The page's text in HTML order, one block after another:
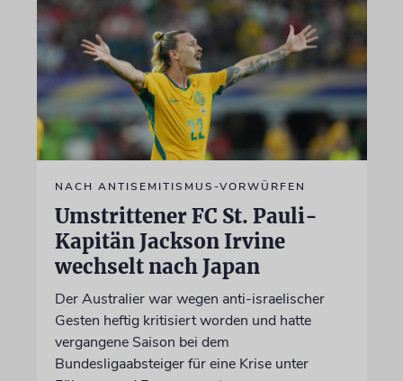
NACH ANTISEMITISMUS-VORWÜRFEN
Umstrittener FC St. Pauli-
Kapitän Jackson Irvine
wechselt nach Japan
Der Australier war wegen anti-israelischer
Gesten heftig kritisiert worden und hatte
vergangene Saison bei dem
Bundesligaabsteiger für eine Krise unter